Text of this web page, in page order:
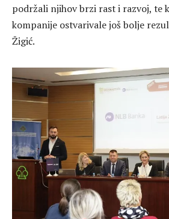
podržali njihov brzi rast i razvoj, te
kompanije ostvarivale još bolje
Žigić.